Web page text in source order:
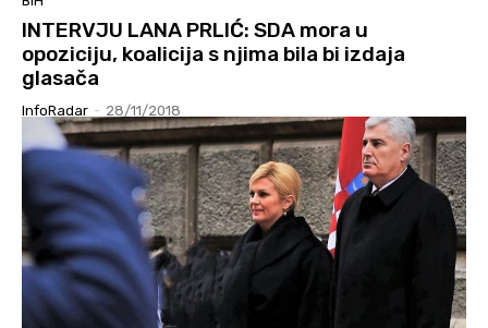
INTERVJU LANA PRLIĆ: SDA mora u
opoziciju, koalicija s njima bila bi izdaja
glasača
InfoRadar - 28/11/2018